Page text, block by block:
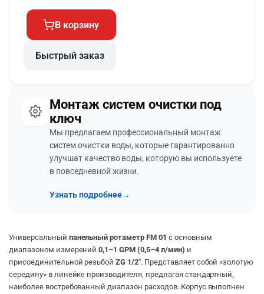
В корзину
Быстрый заказ
Монтаж систем очистки под
ключ
Мы предлагаем профессиональный монтаж
систем очистки воды, которые гарантированно
улучшат качество воды, которую вы используете
в повседневной жизни.
Узнать подробнее→
Универсальный панельный ротаметр FM 01 с основным
диапазоном измерений0,1–1 GPM (0,5–4 л/мин) и
присоединительной резьбойZG 1/2″. Представляет собой «золотую
середину» в линейке производителя, предлагая стандартный,
наиболее востребованный диапазон расходов. Корпус выполнен